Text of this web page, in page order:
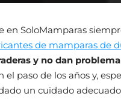
en SoloMamparas
de mamparas de
y no dan
el paso de los años y,
un cuidado